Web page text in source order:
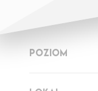
POZIOM